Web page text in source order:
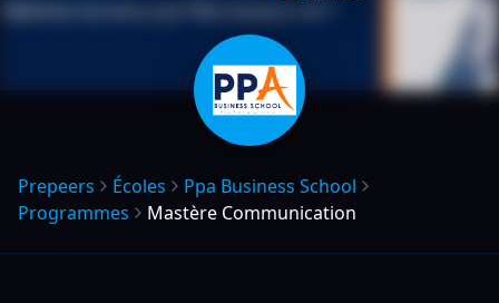
Prepeers Écoles
Ppa Business School
Programmes
Mastère Communication